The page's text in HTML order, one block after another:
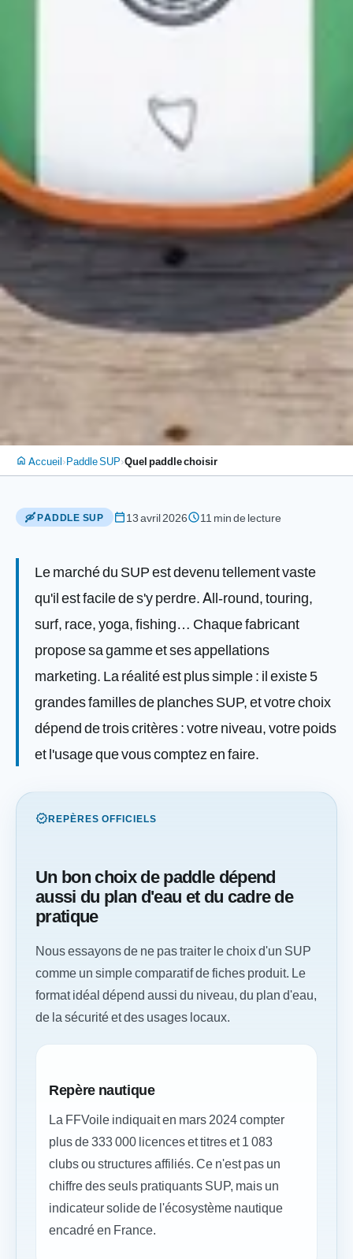
home Accueil›Paddle SUP›Quel paddle choisir
🛶 PADDLE SUP calendar_today13 avril 2026schedule11 min de lecture
Le marché du SUP est devenu tellement vaste
qu'il est facile de s'y perdre. All-round, touring,
surf, race, yoga, fishing… Chaque fabricant
propose sa gamme et ses appellations
marketing. La réalité est plus simple : il existe 5
grandes familles de planches SUP, et votre choix
dépend de trois critères : votre niveau, votre poids
et l'usage que vous comptez en faire.
verifiedREPÈRES OFFICIELS
Un bon choix de paddle dépend
aussi du plan d'eau et du cadre de
pratique
Nous essayons de ne pas traiter le choix d'un SUP
comme un simple comparatif de fiches produit. Le
format idéal dépend aussi du niveau, du plan d'eau,
de la sécurité et des usages locaux.
Repère nautique
La FFVoile indiquait en mars 2024 compter
plus de 333 000 licences et titres et 1 083
clubs ou structures affiliés. Ce n'est pas un
chiffre des seuls pratiquants SUP, mais un
indicateur solide de l'écosystème nautique
encadré en France.